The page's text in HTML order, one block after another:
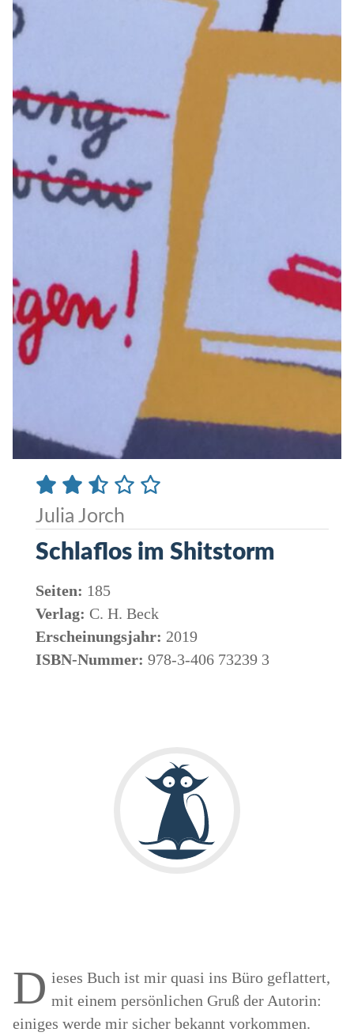
Schlaflos im Shitstorm
Julia Jorch
Seiten: 185
Verlag: C. H. Beck
Erscheinungsjahr: 2019
ISBN-Nummer: 978-3-406 73239 3
D ieses Buch ist mir quasi ins Büro geflattert,
mit einem persönlichen Gruß der Autorin:
einiges werde mir sicher bekannt vorkommen.